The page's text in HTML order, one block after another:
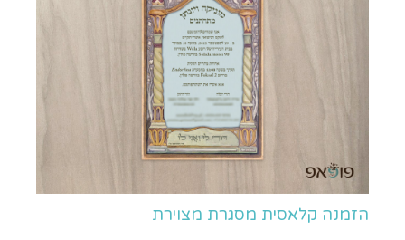
הזמנה קלאסית מסגרת מצוירת